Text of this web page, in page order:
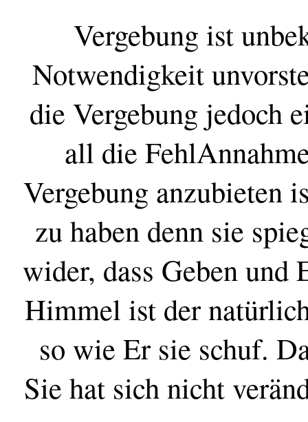
Vergebung ist
Notwendigkeit
die Vergebung jedoch
all die
Vergebung anzubieten
zu haben denn sie
wider, dass Geben und
Himmel ist der
so wie Er sie schuf.
Sie hat sich nicht